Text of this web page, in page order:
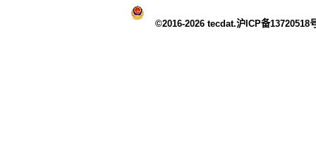
©2016-2026 tecdat.沪ICP备13720518